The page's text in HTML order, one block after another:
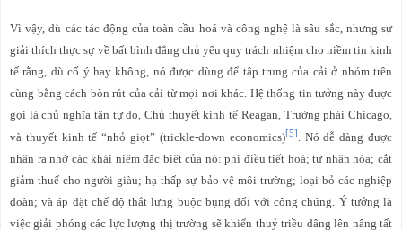
Vì vậy, dù các tác động của toàn cầu hoá và công nghệ là sâu sắc, nhưng sự
giải thích thực sự về bất bình đẳng chủ yếu quy trách nhiệm cho niềm tin kinh
tế rằng, dù cố ý hay không, nó được dùng để tập trung của cải ở nhóm trên
cùng bằng cách bòn rút của cải từ mọi nơi khác. Hệ thống tin tưởng này được
gọi là chủ nghĩa tân tự do, Chủ thuyết kinh tế Reagan, Trường phái Chicago,
và thuyết kinh tế “nhỏ giọt” (trickle-down economics)[5]. Nó dễ dàng được
nhận ra nhờ các khái niệm đặc biệt của nó: phi điều tiết hoá; tư nhân hóa; cắt
giảm thuế cho người giàu; hạ thấp sự bảo vệ môi trường; loại bỏ các nghiệp
đoàn; và áp đặt chế độ thắt lưng buộc bụng đối với công chúng. Ý tưởng là
việc giải phóng các lực lượng thị trường sẽ khiến thuỷ triều dâng lên nâng tất